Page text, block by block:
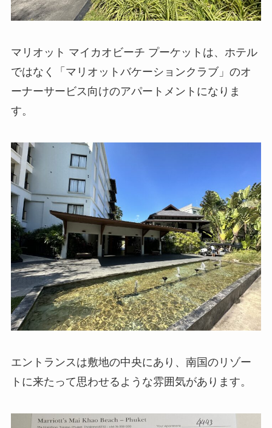
マリオット マイカオビーチ プーケットは、ホテル
ではなく「マリオットバケーションクラブ」のオ
ーナーサービス向けのアパートメントになりま
す。
エントランスは敷地の中央にあり、南国のリゾー
トに来たって思わせるような雰囲気があります。